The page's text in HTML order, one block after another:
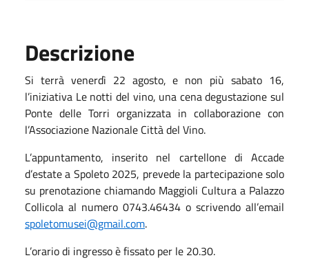
Descrizione
Si terrà venerdì 22 agosto, e non più sabato 16,
l’iniziativa Le notti del vino, una cena degustazione sul
Ponte delle Torri organizzata in collaborazione con
l’Associazione Nazionale Città del Vino.
L’appuntamento, inserito nel cartellone di Accade
d’estate a Spoleto 2025, prevede la partecipazione solo
su prenotazione chiamando Maggioli Cultura a Palazzo
Collicola al numero 0743.46434 o scrivendo all’email
spoletomusei@gmail.com.
L’orario di ingresso è fissato per le 20.30.